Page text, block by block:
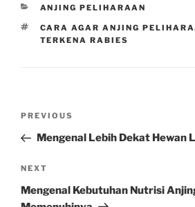
CATEGORIES
ANJING PELIHARAAN
TAGS
CARA AGAR ANJING
TERKENA RABIES
Previous
Post
PREVIOUS
Mengenal Lebih Dekat Hewan
Next
Post
NEXT
Mengenal Kebutuhan Nutrisi